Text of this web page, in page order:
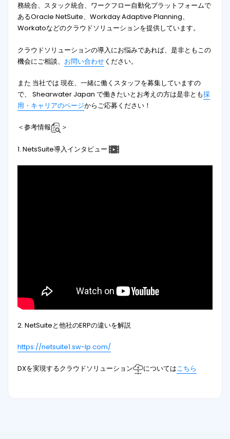
務統合、スタック統合、ワークフロー自動化プラットフォームで
あるOracle NetSuite、Workday Adaptive Planning、
Workatoなどのクラウドソリューションを提供しています。
クラウドソリューションの導入にお悩みであれば、是非ともこの
機会にご相談、 お問い合わせください。
また 当社では 現在、一緒に働くスタッフを募集していますの
で、 Shearwater Japan で働きたいとお考えの方は是非とも採
用・キャリアのページからご応募ください！
＜参考情報 ＞
1. NetsSuite導入インタビュー
2. NetSuiteと他社のERPの違いを解説
https://netsuite1.sw-lp.com/
DXを実現するクラウドソリューション についてはこちら